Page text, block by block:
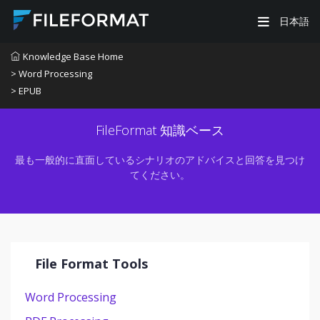
日本語
Knowledge Base Home
> Word Processing
> EPUB
FileFormat 知識ベース
最も一般的に直面しているシナリオのアドバイスと回答を見つけ
てください。
File Format Tools
Word Processing